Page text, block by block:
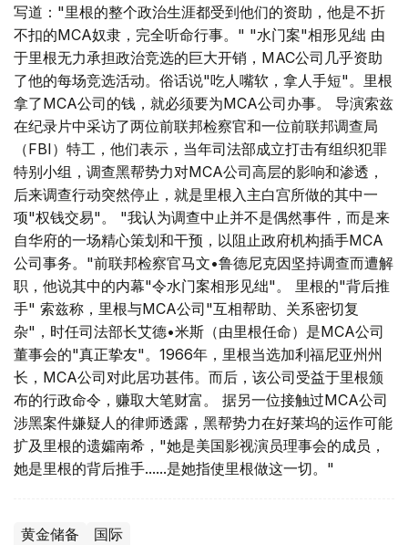
写道："里根的整个政治生涯都受到他们的资助，他是不折
不扣的MCA奴隶，完全听命行事。" "水门案"相形见绌 由
于里根无力承担政治竞选的巨大开销，MAC公司几乎资助
了他的每场竞选活动。俗话说"吃人嘴软，拿人手短"。里根
拿了MCA公司的钱，就必须要为MCA公司办事。 导演索兹
在纪录片中采访了两位前联邦检察官和一位前联邦调查局
（FBI）特工，他们表示，当年司法部成立打击有组织犯罪
特别小组，调查黑帮势力对MCA公司高层的影响和渗透，
后来调查行动突然停止，就是里根入主白宫所做的其中一
项"权钱交易"。 "我认为调查中止并不是偶然事件，而是来
自华府的一场精心策划和干预，以阻止政府机构插手MCA
公司事务。"前联邦检察官马文•鲁德尼克因坚持调查而遭解
职，他说其中的内幕"令水门案相形见绌"。 里根的"背后推
手" 索兹称，里根与MCA公司"互相帮助、关系密切复
杂"，时任司法部长艾德•米斯（由里根任命）是MCA公司
董事会的"真正挚友"。1966年，里根当选加利福尼亚州州
长，MCA公司对此居功甚伟。而后，该公司受益于里根颁
布的行政命令，赚取大笔财富。 据另一位接触过MCA公司
涉黑案件嫌疑人的律师透露，黑帮势力在好莱坞的运作可能
扩及里根的遗孀南希，"她是美国影视演员理事会的成员，
她是里根的背后推手......是她指使里根做这一切。"
黄金储备 国际